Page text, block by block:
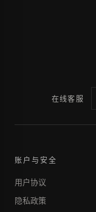
在线客服
账户与安全
用户协议
隐私政策